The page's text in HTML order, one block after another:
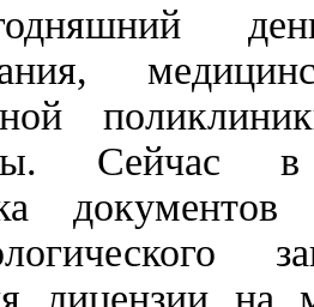
Сейчас в
лицензии на